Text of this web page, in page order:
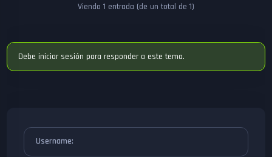
Viendo 1 entrada (de un total de 1)
Debe iniciar sesión para responder a este tema.
Username: